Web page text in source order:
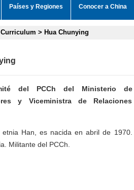
Países y Regiones Conocer a China
Curriculum > Hua Chunying
del PCCh del Ministerio de
y Viceministra de Relaciones
Han, es nacida en abril de 1970.
Militante del PCCh.